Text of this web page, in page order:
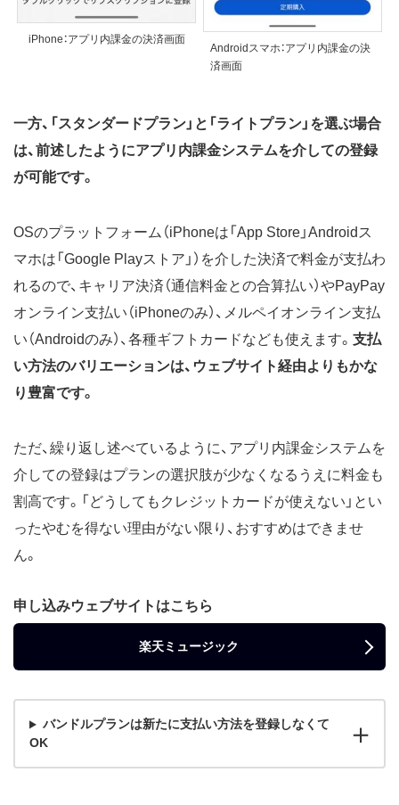
iPhone：アプリ内課金の決済画面
Androidスマホ：アプリ内課金の決
済画面
一方、「スタンダードプラン」と「ライトプラン」を選ぶ場合
は、前述したようにアプリ内課金システムを介しての登録
が可能です。
OSのプラットフォーム（iPhoneは「App Store」Androidス
マホは「Google Playストア」）を介した決済で料金が支払わ
れるので、キャリア決済（通信料金との合算払い）やPayPay
オンライン支払い（iPhoneのみ）、メルペイオンライン支払
い（Androidのみ）、各種ギフトカードなども使えます。 支払
い方法のバリエーションは、ウェブサイト経由よりもかな
り豊富です。
ただ、繰り返し述べているように、アプリ内課金システムを
介しての登録はプランの選択肢が少なくなるうえに料金も
割高です。「どうしてもクレジットカードが使えない」とい
ったやむを得ない理由がない限り、おすすめはできませ
ん。
申し込みウェブサイトはこちら
楽天ミュージック
バンドルプランは新たに支払い方法を登録しなくて
OK